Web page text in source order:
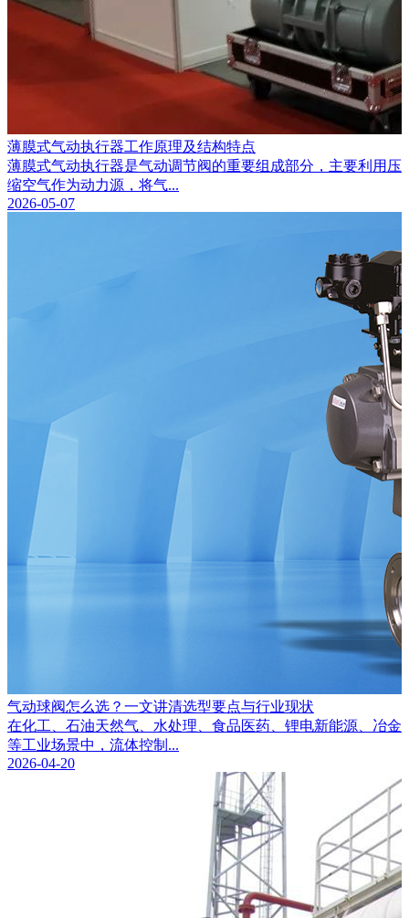
薄膜式气动执行器工作原理及结构特点
薄膜式气动执行器是气动调节阀的重要组成部分，主要利用压
缩空气作为动力源，将气...
2026-05-07
气动球阀怎么选？一文讲清选型要点与行业现状
在化工、石油天然气、水处理、食品医药、锂电新能源、冶金
等工业场景中，流体控制...
2026-04-20